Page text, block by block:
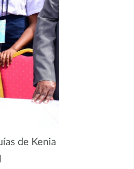
de Kenia